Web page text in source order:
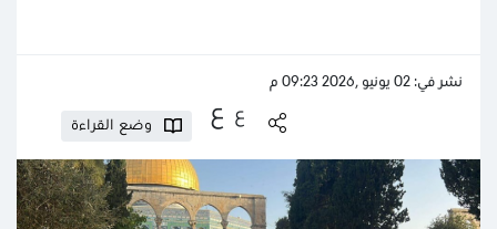
نشر في: 02 يونيو ,2026 09:23 م
ع ع
وضع القراءة